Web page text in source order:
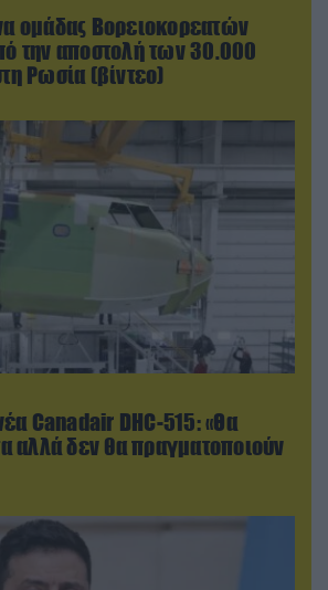
ομάδας Βορειοκορεατών
την αποστολή των 30.000
Ρωσία (βίντεο)
Canadair DHC-515: «Θα
αλλά δεν θα πραγματοποιούν